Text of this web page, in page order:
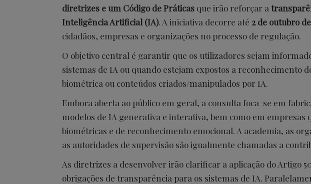
diretrizes e um Código de Práticas que irão reforçar a
Inteligência Artificial (IA). A iniciativa decorre até 2 de outubro
cidadãos, empresas e organizações no processo de regulação.
O objetivo central é garantir que os utilizadores sejam
sistemas de IA ou quando estejam expostos a reconhecimento
biométrica ou conteúdos criados/manipulados por IA.
Embora aberta ao público em geral, a consulta foca-se em
modelos de IA generativa e interativa, bem como em empresas
biométricas e de reconhecimento emocional. A academia, as
as autoridades de supervisão são igualmente chamadas a
As diretrizes a desenvolver irão clarificar a aplicação do Artigo
obrigações de transparência para os sistemas de IA.